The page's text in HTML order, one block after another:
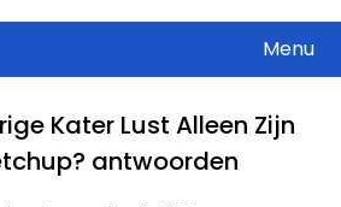
Menu
Kater Lust Alleen Zijn
antwoorden